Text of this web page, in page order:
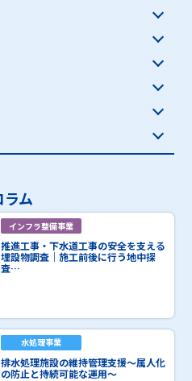
ラム
インフラ整備事業
推進工事・下水道工事の安全を支える
埋設物調査｜施工前後に行う地中探
査…
水処理事業
排水処理施設の維持管理支援～属人化
の防止と持続可能な運用～